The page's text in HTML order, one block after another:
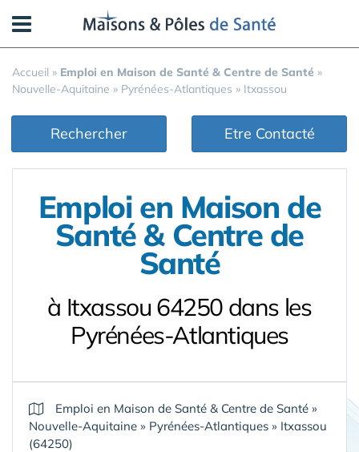
Accueil » Emploi en Maison de Santé & Centre de Santé »
Nouvelle-Aquitaine » Pyrénées-Atlantiques » Itxassou
Rechercher Etre Contacté
Emploi en Maison de
Santé & Centre de
Santé
à Itxassou 64250 dans les
Pyrénées-Atlantiques
Emploi en Maison de Santé & Centre de Santé »
Nouvelle-Aquitaine » Pyrénées-Atlantiques » Itxassou
(64250)
Panneau de gestion des cookies